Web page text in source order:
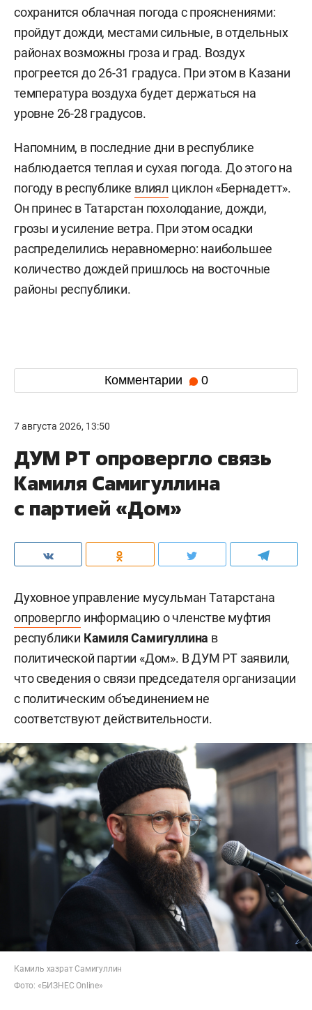
сохранится облачная погода с прояснениями:
пройдут дожди, местами сильные, в отдельных
районах возможны гроза и град. Воздух
прогреется до 26-31 градуса. При этом в Казани
температура воздуха будет держаться на
уровне 26-28 градусов.
Напомним, в последние дни в республике
наблюдается теплая и сухая погода. До этого на
погоду в республике влиял циклон «Бернадетт».
Он принес в Татарстан похолодание, дожди,
грозы и усиление ветра. При этом осадки
распределились неравномерно: наибольшее
количество дождей пришлось на восточные
районы республики.
Комментарии 0
7 августа 2026, 13:50
ДУМ РТ опровергло связь
Камиля Самигуллина
с партией «Дом»
Духовное управление мусульман Татарстана
опровергло информацию о членстве муфтия
республики Камиля Самигуллина в
политической партии «Дом». В ДУМ РТ заявили,
что сведения о связи председателя организации
с политическим объединением не
соответствуют действительности.
Камиль хазрат Самигуллин
Фото: «БИЗНЕС Online»